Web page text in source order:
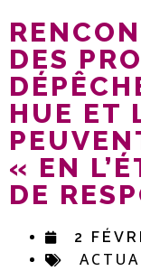
DES
HUE ET
« EN
DE
2